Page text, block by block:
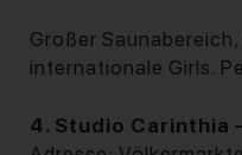
Großer
internationale Girls.
4. Studio Carinthia